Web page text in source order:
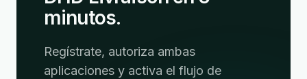
minutos.
Regístrate, autoriza ambas
aplicaciones y activa el flujo de